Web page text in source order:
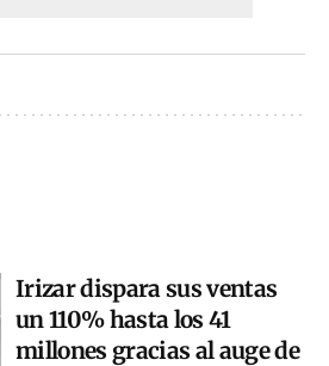
Irizar dispara sus ventas
un 110% hasta los 41
millones gracias al auge de